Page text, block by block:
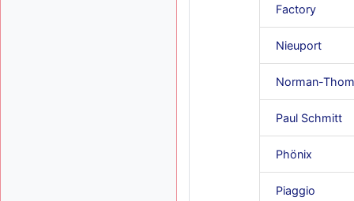
Factory
Nieuport
Norman-
Paul Schmitt
Phönix
Piaggio